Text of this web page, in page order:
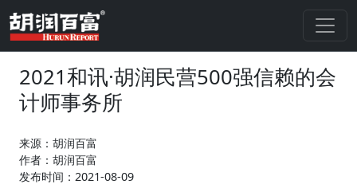
2021和讯·胡润民营500强信赖的会
计师事务所
来源：胡润百富
作者：胡润百富
发布时间：2021-08-09